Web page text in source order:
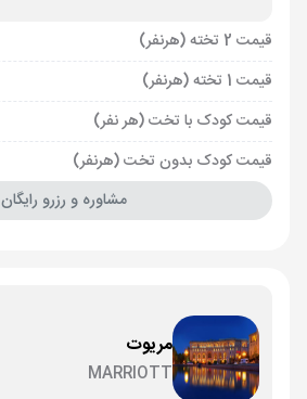
قیمت 2 تخته (هرنفر)
قیمت 1 تخته (هرنفر)
قیمت کودک با تخت (هر نفر)
قیمت کودک بدون تخت (هرنفر)
مشاوره و رزرو رایگان
مریوت
MARRIOTT